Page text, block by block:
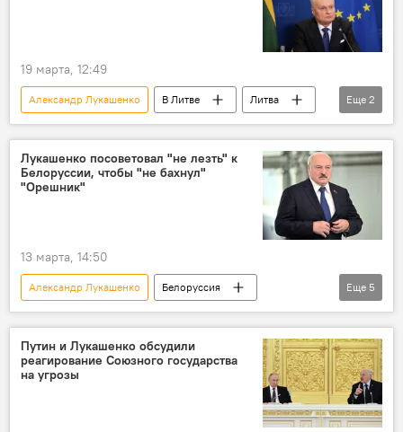
19 марта, 12:49
Александр Лукашенко В Литве
Литва
Гитанас Науседа
Инга Ругинене
Еще 2
Лукашенко посоветовал "не лезть" к
Белоруссии, чтобы "не бахнул"
"Орешник"
13 марта, 14:50
Александр Лукашенко
Белоруссия
ракетный комплекс "Орешник"
Политика
безопасность
НАТО Украина
Еще 5
Путин и Лукашенко обсудили
реагирование Союзного государства
на угрозы